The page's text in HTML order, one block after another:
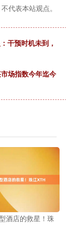
代表本站观点。
干预时机未到，
场指数今年迄今
酒店的救星！珠